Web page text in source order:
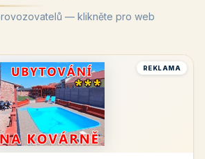
— klikněte pro web
REKLAMA